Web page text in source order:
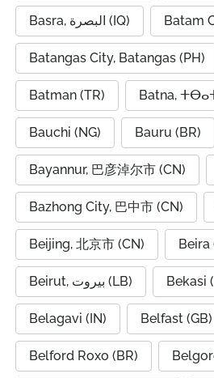
Basra, البصرة (IQ) Batam
Batangas City, Batangas (PH)
Batman (TR)
Bauchi (NG) Bauru (BR)
Bayannur, 巴彦淖尔市 (CN)
Bazhong City, 巴中市 (CN)
Beijing, 北京市 (CN) Beira
Beirut, بيروت (LB) Bekasi
Belagavi (IN) Belfast (GB)
Belford Roxo (BR)